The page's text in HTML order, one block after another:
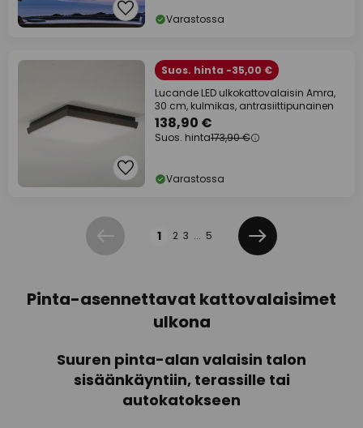
Varastossa
Suos. hinta -35,00 €
Lucande LED ulkokattovalaisin Amra,
30 cm, kulmikas, antrasiittipunainen
138,90 €
Suos. hinta173,90 €
Varastossa
Edellinen 1 2 3 ... 5
Seuraava
Pinta-asennettavat kattovalaisimet
ulkona
Suuren pinta-alan valaisin talon
sisäänkäyntiin, terassille tai
autokatokseen